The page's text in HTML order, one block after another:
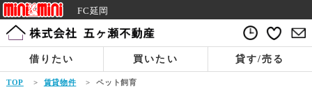
FC延岡
借りたい 買いたい 貸す/売る
TOP > 賃貸物件 > ペット飼育